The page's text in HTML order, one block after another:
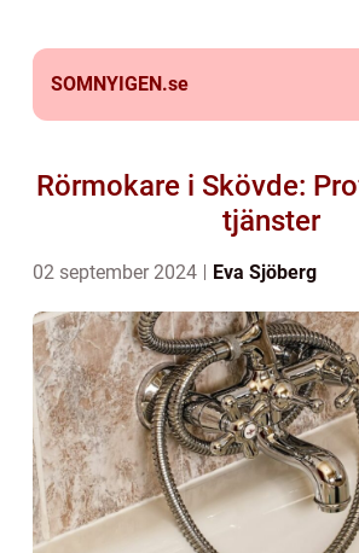
SOMNYIGEN.se
Rörmokare i Skövde:
tjänster
02 september 2024 Eva Sjöberg